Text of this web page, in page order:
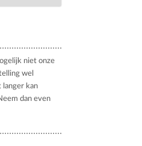
niet onze
wel
langer kan
dan even